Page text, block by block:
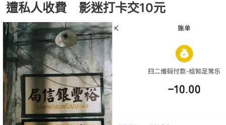
遭私人收費 影迷打卡交10元